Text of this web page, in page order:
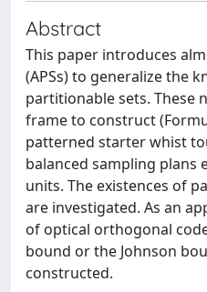
Abstract
This paper introduces
(APSs) to generalize the
partitionable sets. These
frame to construct
patterned starter whist
balanced sampling plans
units. The existences of
are investigated. As an
of optical orthogonal
bound or the Johnson
constructed.